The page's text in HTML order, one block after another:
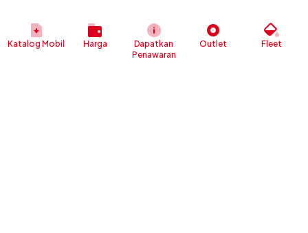
Katalog Mobil Harga
Dapatkan
Penawaran
Outlet Fleet